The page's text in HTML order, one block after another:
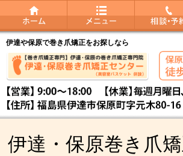
伊達や保原で巻き爪矯正をお探しなら
伊達・保原巻き爪